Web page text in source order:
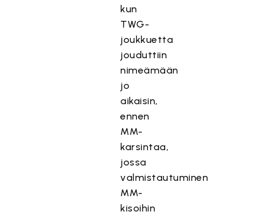
kun
TWG-
joukkuetta
jouduttiin
nimeämään
jo
aikaisin,
ennen
MM-
karsintaa,
jossa
valmistautuminen
MM-
kisoihin